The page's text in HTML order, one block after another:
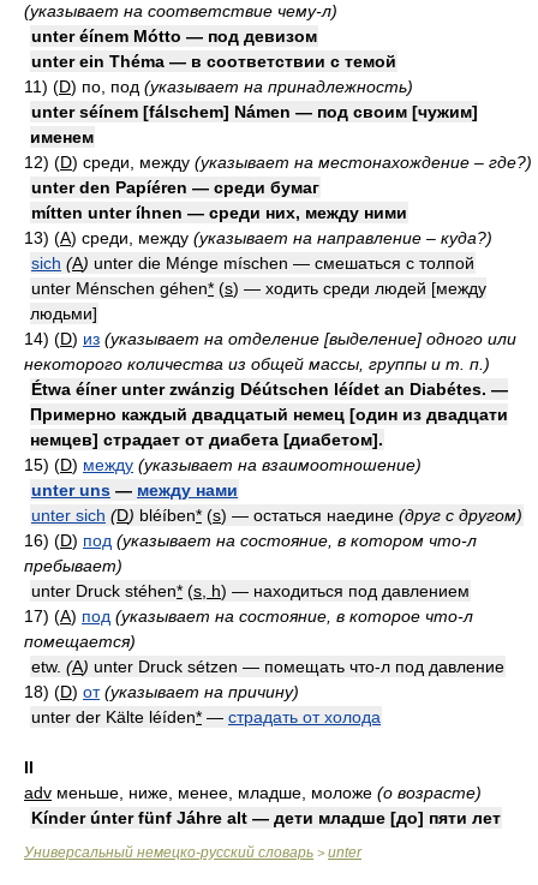
(указывает на соответствие чему-л)
unter éínem Mótto — под девизом
unter ein Théma — в соответствии с темой
11) (D) по, под (указывает на принадлежность)
unter séínem [fálschem] Námen — под своим [чужим]
именем
12) (D) среди, между (указывает на местонахождение – где?)
unter den Papíéren — среди бумаг
mítten unter íhnen — среди них, между ними
13) (A) среди, между (указывает на направление – куда?)
sich (A) unter die Ménge míschen — смешаться с толпой
unter Ménschen géhen* (s) — ходить среди людей [между
людьми]
14) (D) из (указывает на отделение [выделение] одного или
некоторого количества из общей массы, группы и т. п.)
Étwa éíner unter zwánzig Déútschen léídet an Diabétes. —
Примерно каждый двадцатый немец [один из двадцати
немцев] страдает от диабета [диабетом].
15) (D) между (указывает на взаимоотношение)
unter uns — между нами
unter sich (D) bléíben* (s) — остаться наедине (друг с другом)
16) (D) под (указывает на состояние, в котором что-л
пребывает)
unter Druck stéhen* (s, h) — находиться под давлением
17) (A) под (указывает на состояние, в которое что-л
помещается)
etw. (A) unter Druck sétzen — помещать что-л под давление
18) (D) от (указывает на причину)
unter der Kälte léíden* — страдать от холода
II
adv меньше, ниже, менее, младше, моложе (о возрасте)
Kínder únter fünf Jáhre alt — дети младше [до] пяти лет
Универсальный немецко-русский словарь > unter